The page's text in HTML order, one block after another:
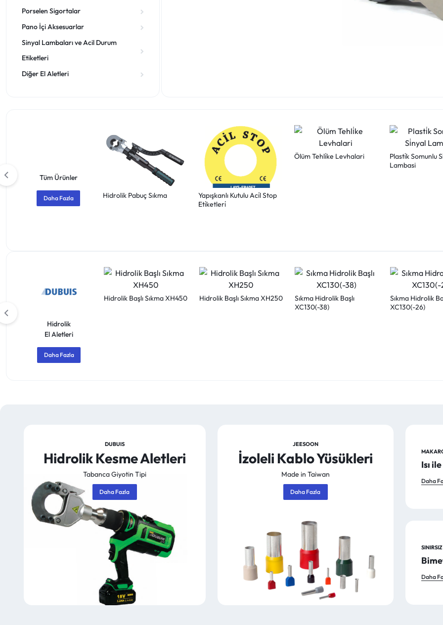
Porselen Sigortalar
Pano İçi Aksesuarlar
Sinyal Lambaları ve Acil Durum
Etiketleri
Diğer El Aletleri
Tüm Ürünler
Daha Fazla Hidrolik Pabuç Sıkma
Yapışkanlı Kutulu Aci̇l Stop
Eti̇ketleri̇
Ölüm Tehli̇ke Levhalari
Plasti̇k Somunlu
Lambasi
Hidrolik
El Aletleri
Daha Fazla
Hidrolik Başlı Sıkma XH450 Hidrolik Başlı Sıkma XH250
Sıkma Hidrolik Başlı
XC130(-38)
Sıkma Hidrolik
XC130(-26)
DUBUIS
Hidrolik Kesme Aletleri
Tabanca Giyotin Tipi
Daha Fazla
JEESOON
İzoleli Kablo Yüsükleri
Made in Taiwan
Daha Fazla
Isı
Daha
Daha